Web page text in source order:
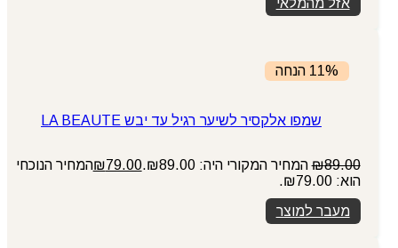
אזל מהמלאי
11% הנחה
שמפו אלקסיר לשיער רגיל עד יבש LA BEAUTE
₪89.00 המחיר המקורי היה: ₪89.00. ₪79.00
המחיר הנוכחי
הוא: ₪79.00.
מעבר למוצר